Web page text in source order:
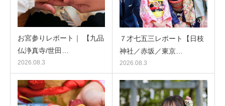
お宮参りレポート｜ 【九品
仏浄真寺/世田…
2026.08.3
７才七五三レポート【日枝
神社／赤坂／東京…
2026.08.3